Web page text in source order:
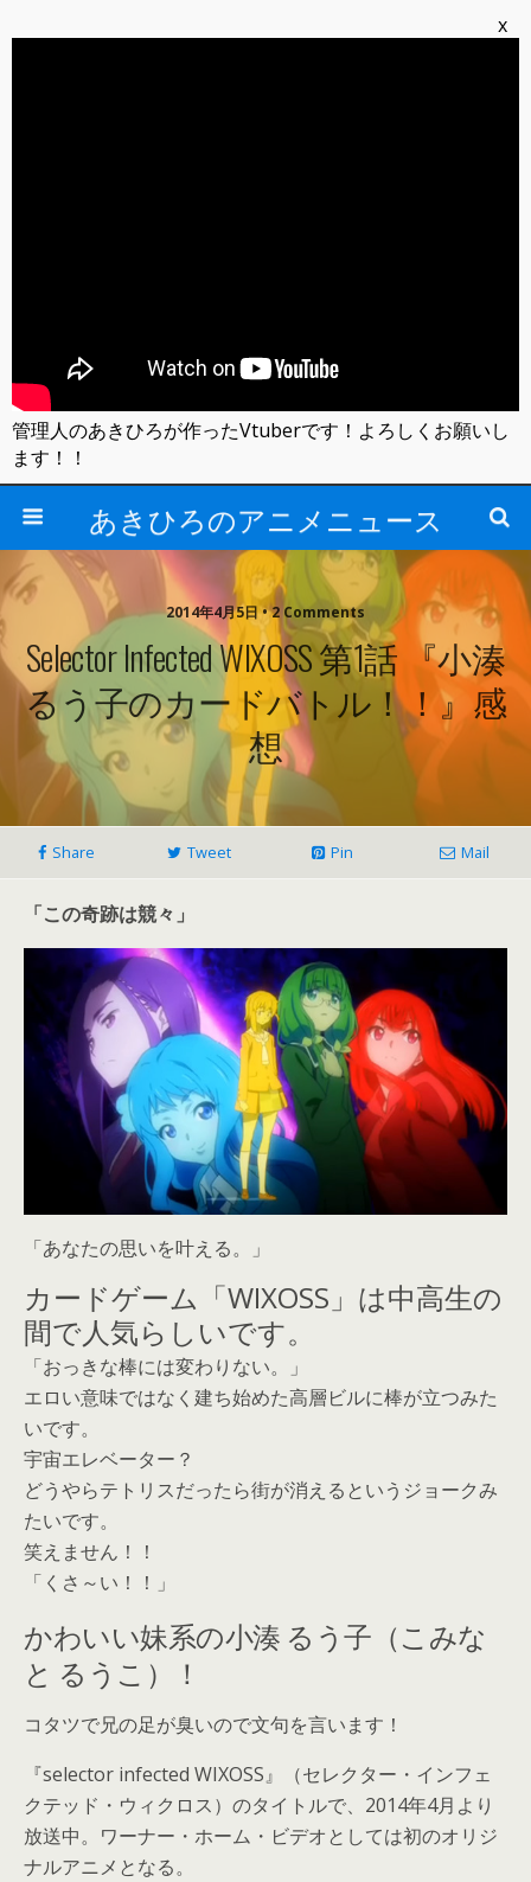
あきひろのアニメニュース
2014年4月5日 • 2 Comments
Selector Infected WIXOSS 第1話 『小湊
るう子のカードバトル！！』感
想
Share Tweet Pin Mail
「この奇跡は競々」
「あなたの思いを叶える。」
カードゲーム「WIXOSS」は中高生の
間で人気らしいです。
「おっきな棒には変わりない。」
エロい意味ではなく建ち始めた高層ビルに棒が立つみた
いです。
宇宙エレベーター？
どうやらテトリスだったら街が消えるというジョークみ
たいです。
笑えません！！
「くさ～い！！」
かわいい妹系の小湊 るう子（こみな
と るうこ）！
コタツで兄の足が臭いので文句を言います！
『selector infected WIXOSS』（セレクター・インフェ
クテッド・ウィクロス）のタイトルで、2014年4月より
放送中。ワーナー・ホーム・ビデオとしては初のオリジ
ナルアニメとなる。
x
管理人のあきひろが作ったVtuberです！よろしくお願いし
ます！！